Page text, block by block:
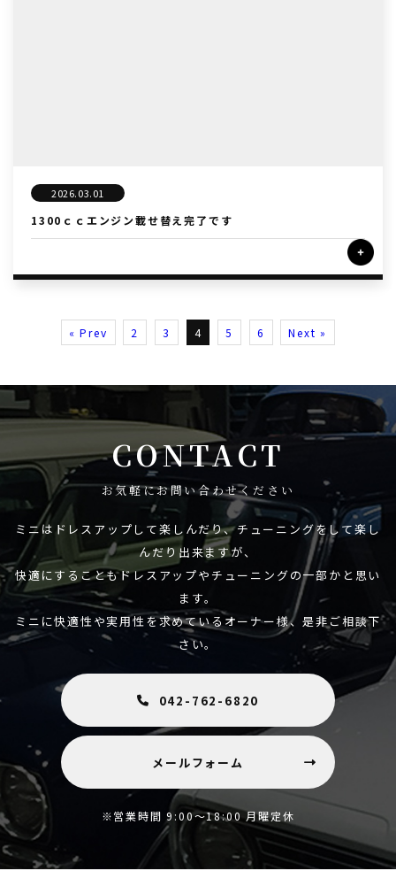
2026.03.01
1300ｃｃエンジン載せ替え完了です
« Prev 2 3 4 5 6 Next »
CONTACT
お気軽にお問い合わせください
ミニはドレスアップして楽しんだり、チューニングをして楽し
んだり出来ますが、
快適にすることもドレスアップやチューニングの一部かと思い
ます。
ミニに快適性や実用性を求めているオーナー様、是非ご相談下
さい。
042-762-6820
メールフォーム
※営業時間 9:00～18:00 月曜定休